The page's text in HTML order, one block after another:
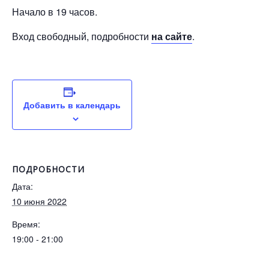
Начало в 19 часов.
Вход свободный, подробности на сайте.
Добавить в календарь
ПОДРОБНОСТИ
Дата:
10 июня 2022
Время:
19:00 - 21:00